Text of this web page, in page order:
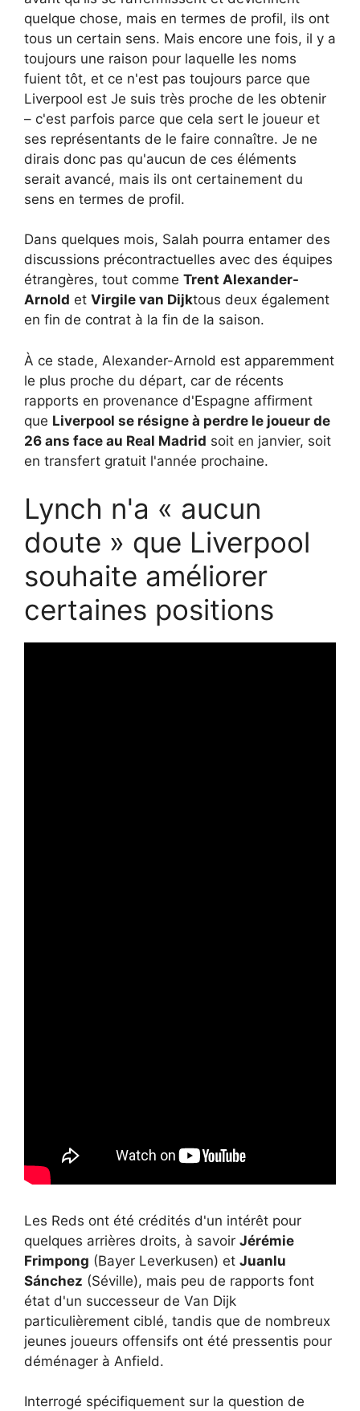
quelque chose, mais en termes de profil, ils ont
tous un certain sens. Mais encore une fois, il y a
toujours une raison pour laquelle les noms
fuient tôt, et ce n'est pas toujours parce que
Liverpool est Je suis très proche de les obtenir
– c'est parfois parce que cela sert le joueur et
ses représentants de le faire connaître. Je ne
dirais donc pas qu'aucun de ces éléments
serait avancé, mais ils ont certainement du
sens en termes de profil.
Dans quelques mois, Salah pourra entamer des
discussions précontractuelles avec des équipes
étrangères, tout comme Trent Alexander-
Arnold et Virgile van Dijktous deux également
en fin de contrat à la fin de la saison.
À ce stade, Alexander-Arnold est apparemment
le plus proche du départ, car de récents
rapports en provenance d'Espagne affirment
que Liverpool se résigne à perdre le joueur de
26 ans face au Real Madrid soit en janvier, soit
en transfert gratuit l'année prochaine.
Lynch n'a « aucun
doute » que Liverpool
souhaite améliorer
certaines positions
Les Reds ont été crédités d'un intérêt pour
quelques arrières droits, à savoir Jérémie
Frimpong (Bayer Leverkusen) et Juanlu
Sánchez (Séville), mais peu de rapports font
état d'un successeur de Van Dijk
particulièrement ciblé, tandis que de nombreux
jeunes joueurs offensifs ont été pressentis pour
déménager à Anfield.
Interrogé spécifiquement sur la question de